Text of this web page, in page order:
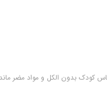
بدون الکل و مواد مضر